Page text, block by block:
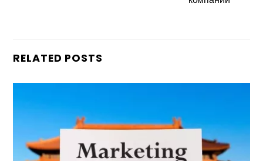
RELATED POSTS